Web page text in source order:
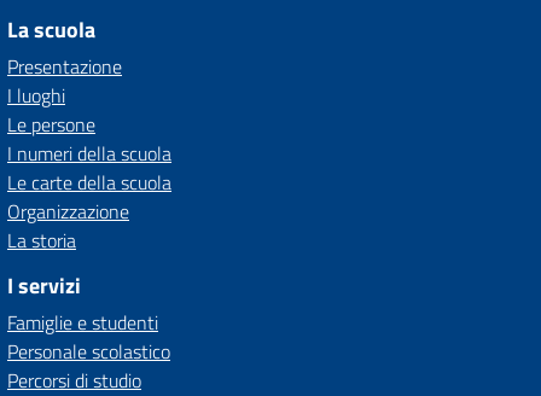
La scuola
Presentazione
I luoghi
Le persone
I numeri della scuola
Le carte della scuola
Organizzazione
La storia
I servizi
Famiglie e studenti
Personale scolastico
Percorsi di studio